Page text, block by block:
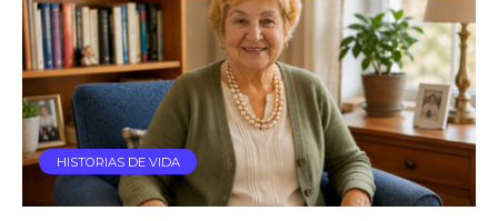
HISTORIAS DE VIDA